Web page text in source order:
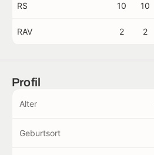
RS 10 10
RAV 2 2
Profil
Alter
Geburtsort